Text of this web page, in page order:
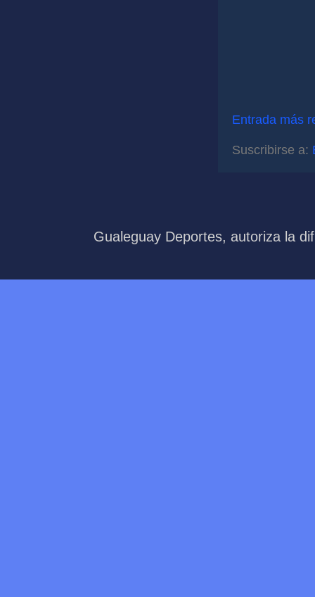
Entrada más
Suscribirse a:
Gualeguay Deportes, autoriza la